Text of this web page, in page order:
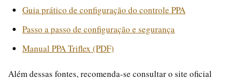
Guia prático de configuração do controle PPA
Passo a passo de configuração e segurança
Manual PPA Triflex (PDF)
Além dessas fontes, recomenda-se consultar o site oficial